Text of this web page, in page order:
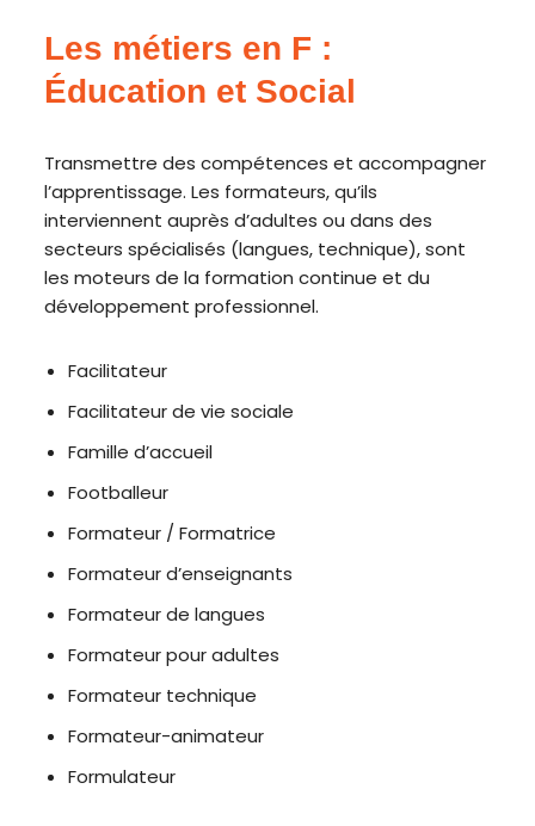
Les métiers en F :
Éducation et Social
Transmettre des compétences et accompagner
l’apprentissage. Les formateurs, qu’ils
interviennent auprès d’adultes ou dans des
secteurs spécialisés (langues, technique), sont
les moteurs de la formation continue et du
développement professionnel.
Facilitateur
Facilitateur de vie sociale
Famille d’accueil
Footballeur
Formateur / Formatrice
Formateur d’enseignants
Formateur de langues
Formateur pour adultes
Formateur technique
Formateur-animateur
Formulateur